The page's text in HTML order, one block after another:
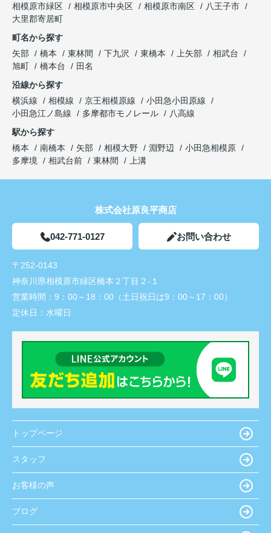
相模原市緑区
相模原市中央区 相模原市南区
八王子市
大里郡寄居町
町名から探す
矢部
橋本 東林間 下九沢 東橋本 上矢部
相武台
旭町
橋本台
田名
沿線から探す
横浜線
相模線 京王相模原線
小田急小田原線
小田急江ノ島線
多摩都市モノレール
八高線
駅から探す
橋本
南橋本 矢部 相模大野 淵野辺
小田急相模原
多摩境
相武台前 東林間 上溝
株式会社原良平商店
042-771-0127 お問い合わせ
〒252-0143
神奈川県相模原市緑区橋本２丁目２-１
営業時間： 9：00～18：00（土日祝日は9：00～17：00）
定休日： 水曜日
トップページ
スタッフ
お客様の声
ブログ